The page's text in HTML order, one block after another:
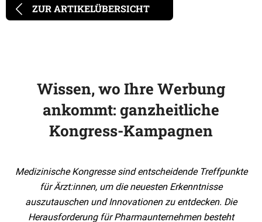
ZUR ARTIKELÜBERSICHT
Wissen, wo Ihre Werbung
ankommt: ganzheitliche
Kongress-Kampagnen
Medizinische Kongresse sind entscheidende Treffpunkte
für Ärzt:innen, um die neuesten Erkenntnisse
auszutauschen und Innovationen zu entdecken. Die
Herausforderung für Pharmaunternehmen besteht